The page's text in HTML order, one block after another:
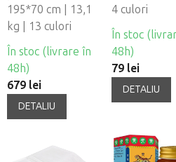
Basic-2
195*70 cm | 13,1
kg | 13 culori
În stoc (livrare în
48h)
679 lei
DETALIU
Fabulo
Mushroom -
4 buc
4 culori
În stoc
48h)
79 lei
DETALIU